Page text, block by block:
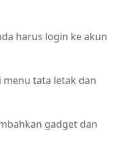
harus login ke akun
menu tata letak dan
gadget dan